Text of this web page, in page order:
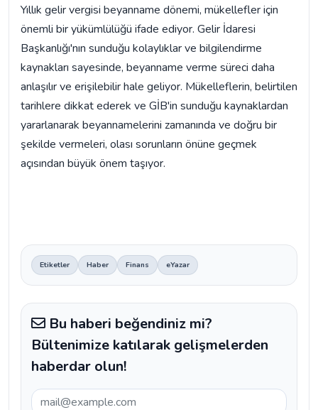
Yıllık gelir vergisi beyanname dönemi, mükellefler için
önemli bir yükümlülüğü ifade ediyor. Gelir İdaresi
Başkanlığı'nın sunduğu kolaylıklar ve bilgilendirme
kaynakları sayesinde, beyanname verme süreci daha
anlaşılır ve erişilebilir hale geliyor. Mükelleflerin, belirtilen
tarihlere dikkat ederek ve GİB'in sunduğu kaynaklardan
yararlanarak beyannamelerini zamanında ve doğru bir
şekilde vermeleri, olası sorunların önüne geçmek
açısından büyük önem taşıyor.
Etiketler Haber Finans eYazar
Bu haberi beğendiniz mi?
Bültenimize katılarak gelişmelerden
haberdar olun!